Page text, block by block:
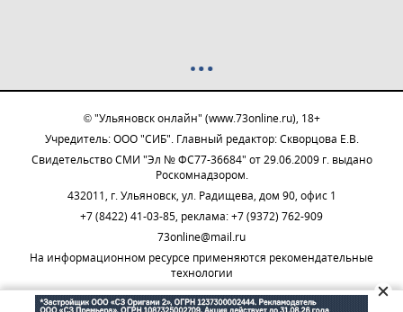
© "Ульяновск онлайн" (www.73online.ru), 18+
Учредитель: ООО "СИБ". Главный редактор: Скворцова Е.В.
Свидетельство СМИ "Эл № ФС77-36684" от 29.06.2009 г. выдано
Роскомнадзором.
432011, г. Ульяновск, ул. Радищева, дом 90, офис 1
+7 (8422) 41-03-85, реклама: +7 (9372) 762-909
73online@mail.ru
На информационном ресурсе применяются рекомендательные
технологии